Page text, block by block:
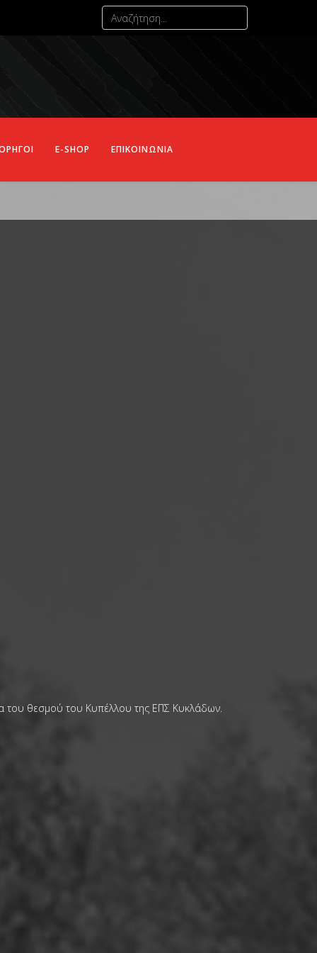
E-SHOP ΕΠΙΚΟΙΝΩΝΙΑ
του θεσμού του Κυπέλλου της ΕΠΣ Κυκλάδων.